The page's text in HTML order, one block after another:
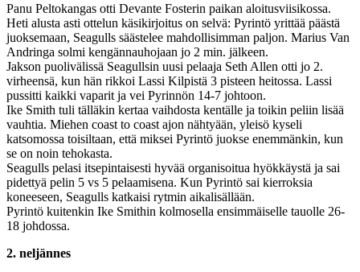
Panu Peltokangas otti Devante Fosterin paikan aloitusviisikossa.
Heti alusta asti ottelun käsikirjoitus on selvä: Pyrintö yrittää päästä
juoksemaan, Seagulls säästelee mahdollisimman paljon. Marius Van
Andringa solmi kengännauhojaan jo 2 min. jälkeen.
Jakson puolivälissä Seagullsin uusi pelaaja Seth Allen otti jo 2.
virheensä, kun hän rikkoi Lassi Kilpistä 3 pisteen heitossa. Lassi
pussitti kaikki vaparit ja vei Pyrinnön 14-7 johtoon.
Ike Smith tuli tälläkin kertaa vaihdosta kentälle ja toikin peliin lisää
vauhtia. Miehen coast to coast ajon nähtyään, yleisö kyseli
katsomossa toisiltaan, että miksei Pyrintö juokse enemmänkin, kun
se on noin tehokasta.
Seagulls pelasi itsepintaisesti hyvää organisoitua hyökkäystä ja sai
pidettyä pelin 5 vs 5 pelaamisena. Kun Pyrintö sai kierroksia
koneeseen, Seagulls katkaisi rytmin aikalisällään.
Pyrintö kuitenkin Ike Smithin kolmosella ensimmäiselle tauolle 26-
18 johdossa.
2. neljännes